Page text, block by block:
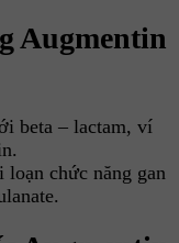
Augmentin
beta – lactam, ví
loạn chức năng gan